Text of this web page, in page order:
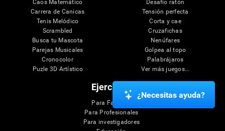
Caos Matemático
Carrera de Canicas
Tenis Melódico
Scrambled
Busca tu Mascota
Parejas Musicales
Cronocolor
Puzle 3D Artístico
Desafío ratón
Tensión perfecta
Corta y cae
Cruzafichas
Nenúfares
Golpea al topo
Palabrájaros
Ver más juegos...
Ejercicios
Para Familias
Para Profesionales
Para investigadores
¿Necesitas ayuda?